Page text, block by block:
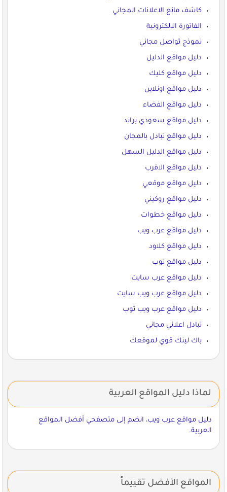
كاشف مانع الاعلانات المجاني
الفاتورة الالكترونية
نموذج تواصل مجاني
دليل مواقع الدليل
دليل مواقع كليك
دليل مواقع اونلاين
دليل مواقع الفضاء
دليل مواقع سعودي براند
دليل مواقع تبادل بالمجان
دليل مواقع الدليل السهل
دليل مواقع الاقرب
دليل مواقع موقعي
دليل مواقع روكيني
دليل مواقع خطوات
دليل مواقع عرب ويب
دليل مواقع كلاود
دليل مواقع توب
دليل مواقع عرب سايت
دليل مواقع عرب ويب سايت
دليل مواقع عرب ويب توب
تبادل اعلاني مجاني
باك لينك قوي لموقعك
لماذا دليل المواقع العربية
دليل مواقع عرب ويب، انضم إلى متصفحي أفضل المواقع
العربية.
المواقع الأفضل تقييماً